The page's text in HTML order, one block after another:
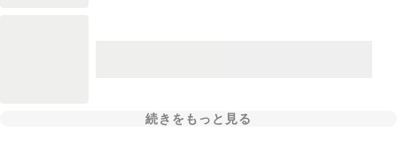
続きをもっと見る